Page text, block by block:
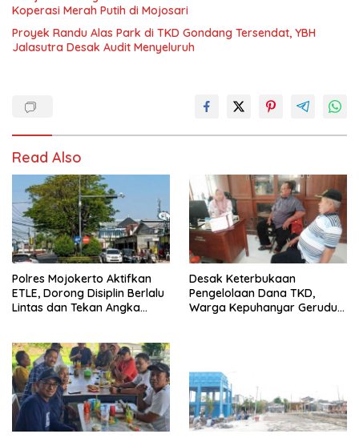
Koperasi Merah Putih di Mojosari
Proyek Randu Alas Park di TKD Gondang Tersendat, YBH
Jalasutra Desak Audit Menyeluruh
Read Also
Polres Mojokerto Aktifkan
ETLE, Dorong Disiplin Berlalu
Lintas dan Tekan Angka
Desak Keterbukaan
Pengelolaan Dana TKD,
Warga Kepuhanyar Geruduk